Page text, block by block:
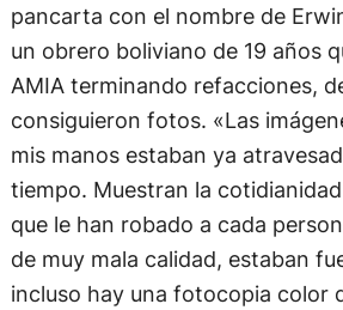
pancarta con el nombre de
un obrero boliviano de 19 años
AMIA terminando refacciones,
consiguieron fotos. «Las
mis manos estaban ya
tiempo. Muestran la
que le han robado a cada
de muy mala calidad, estaban
incluso hay una fotocopia color